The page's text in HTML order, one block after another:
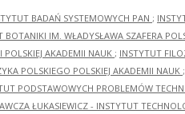
BADAŃ SYSTEMOWYCH PAN ;
BOTANIKI IM. WŁADYSŁAWA SZAFERA
AKADEMII NAUK ; INSTYTUT
POLSKIEGO POLSKIEJ AKADEMII NAUK ;
PODSTAWOWYCH PROBLEMÓW
ŁUKASIEWICZ - INSTYTUT